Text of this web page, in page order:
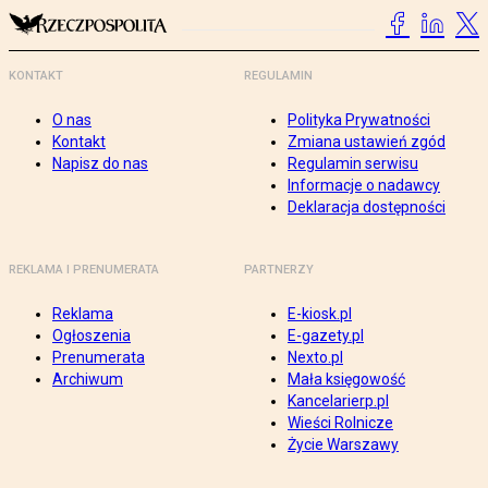
KONTAKT
O nas
Kontakt
Napisz do nas
REGULAMIN
Polityka Prywatności
Zmiana ustawień zgód
Regulamin serwisu
Informacje o nadawcy
Deklaracja dostępności
REKLAMA I PRENUMERATA
Reklama
Ogłoszenia
Prenumerata
Archiwum
PARTNERZY
E-kiosk.pl
E-gazety.pl
Nexto.pl
Mała księgowość
Kancelarierp.pl
Wieści Rolnicze
Życie Warszawy